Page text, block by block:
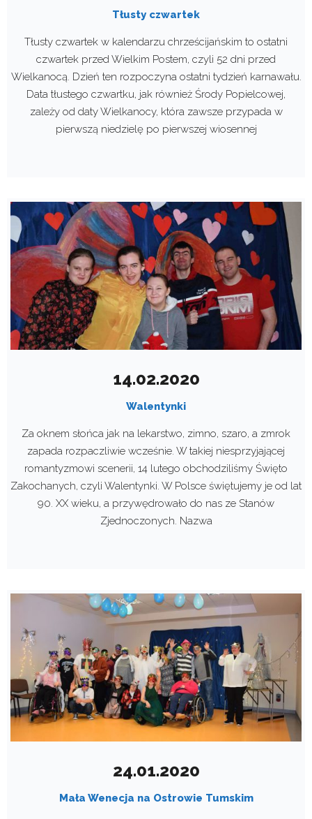
Tłusty czwartek
Tłusty czwartek w kalendarzu chrześcijańskim to ostatni
czwartek przed Wielkim Postem, czyli 52 dni przed
Wielkanocą. Dzień ten rozpoczyna ostatni tydzień karnawału.
Data tłustego czwartku, jak również Środy Popielcowej,
zależy od daty Wielkanocy, która zawsze przypada w
pierwszą niedzielę po pierwszej wiosennej
14.02.2020
Walentynki
Za oknem słońca jak na lekarstwo, zimno, szaro, a zmrok
zapada rozpaczliwie wcześnie. W takiej niesprzyjającej
romantyzmowi scenerii, 14 lutego obchodziliśmy Święto
Zakochanych, czyli Walentynki. W Polsce świętujemy je od lat
90. XX wieku, a przywędrowało do nas ze Stanów
Zjednoczonych. Nazwa
24.01.2020
Mała Wenecja na Ostrowie Tumskim